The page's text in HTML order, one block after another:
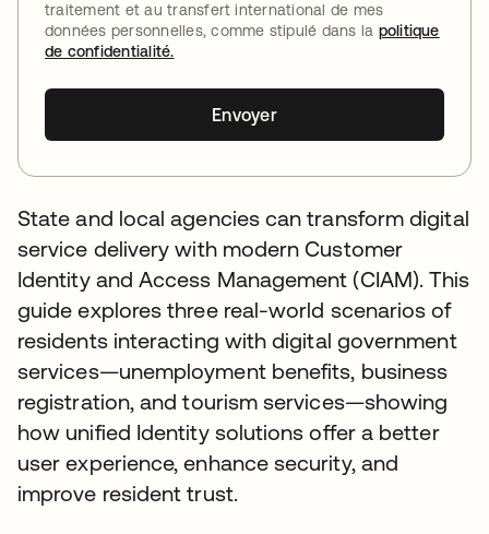
traitement et au transfert international de mes
données personnelles, comme stipulé dans la politique
de confidentialité.
Envoyer
State and local agencies can transform digital
service delivery with modern Customer
Identity and Access Management (CIAM). This
guide explores three real-world scenarios of
residents interacting with digital government
services—unemployment benefits, business
registration, and tourism services—showing
how unified Identity solutions offer a better
user experience, enhance security, and
improve resident trust.